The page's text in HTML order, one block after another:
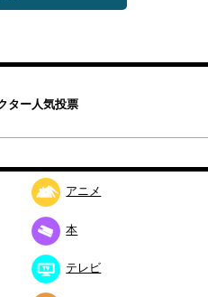
ター人気投票
アニメ
本
テレビ